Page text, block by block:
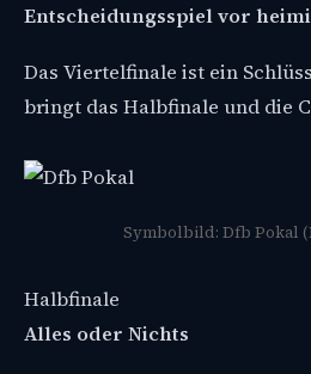
Entscheidungsspiel vor
Das Viertelfinale ist ein
bringt das Halbfinale und die
Symbolbild: Dfb Pokal
Halbfinale
Alles oder Nichts